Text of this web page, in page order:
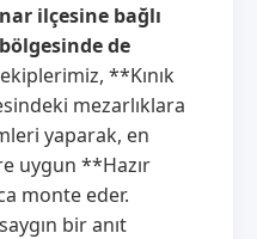
ilçesine bağlı
de
**Kınık
mezarlıklara
yaparak, en
uygun **Hazır
monte eder.
bir anıt